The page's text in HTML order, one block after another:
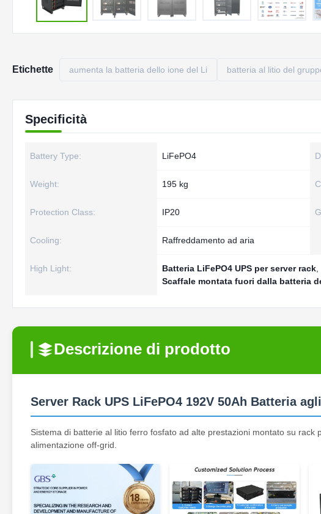
Etichette aumenta la batteria dello ione del Li batteria al litio del
Specificità
Battery Type: LiFePO4
Weight: 195 kg
Protection Class: IP20
Cooling: Raffreddamento ad aria
High Light: Batteria LiFePO4 UPS per server rack
Scaffale montata fuori dalla batteria
Descrizione di prodotto
Server Rack UPS LiFePO4 192V 50Ah Batteria
Sistema di batterie al litio ferro fosfato ad alte prestazioni montato su
alimentazione off-grid.